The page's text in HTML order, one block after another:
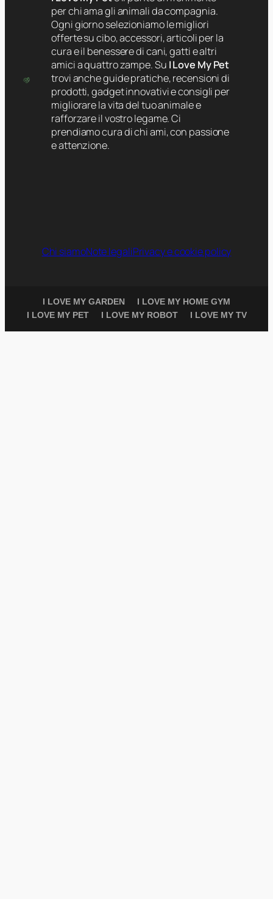
per chi ama gli animali da compagnia.
Ogni giorno selezioniamo le migliori
offerte su cibo, accessori, articoli per la
cura e il benessere di cani, gatti e altri
amici a quattro zampe. Su I Love My Pet
trovi anche guide pratiche, recensioni di
prodotti, gadget innovativi e consigli per
migliorare la vita del tuo animale e
rafforzare il vostro legame. Ci
prendiamo cura di chi ami, con passione
e attenzione.
Chi siamoNote legaliPrivacy e cookie policy
I LOVE MY GARDEN
I LOVE MY HOME GYM
I LOVE MY PET
I LOVE MY ROBOT I LOVE MY TV